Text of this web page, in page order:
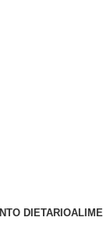
DIETARIO